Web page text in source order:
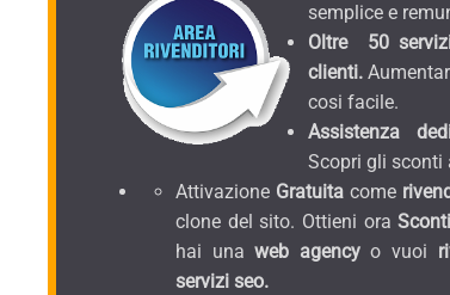
semplice e
Oltre 50
clienti.
cosi facile.
Assistenza
Scopri gli sconti
Attivazione Gratuita come
clone del sito. Ottieni ora
hai una web agencyo vuoi
servizi seo.